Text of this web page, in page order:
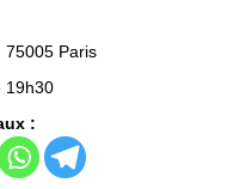
75005 Paris
19h30
: